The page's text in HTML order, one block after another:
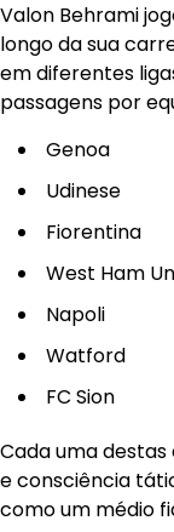
Valon Behrami
longo da sua
em diferentes
passagens por
Genoa
Udinese
Fiorentina
West Ham
Napoli
Watford
FC Sion
Cada uma
e consciência
como um médio